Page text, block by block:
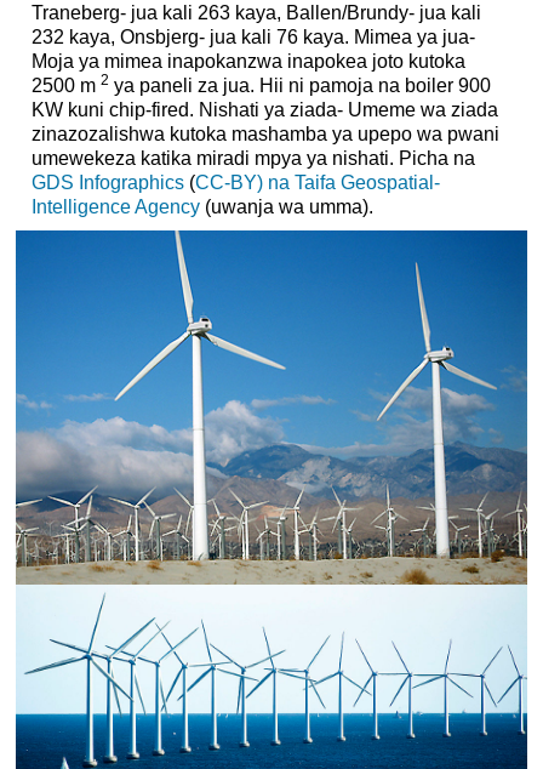
Traneberg- jua kali 263 kaya, Ballen/Brundy- jua kali
232 kaya, Onsbjerg- jua kali 76 kaya. Mimea ya jua-
Moja ya mimea inapokanzwa inapokea joto kutoka
2500 m 2 ya paneli za jua. Hii ni pamoja na boiler 900
KW kuni chip-fired. Nishati ya ziada- Umeme wa ziada
zinazozalishwa kutoka mashamba ya upepo wa pwani
umewekeza katika miradi mpya ya nishati. Picha na
GDS Infographics(CC-BY) na Taifa Geospatial-
Intelligence Agency(uwanja wa umma).